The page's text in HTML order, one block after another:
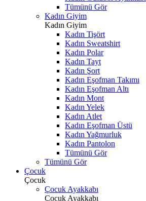
Tümünü Gör
Kadın Giyim
Kadın Giyim
Kadın Tişört
Kadın Sweatshirt
Kadın Polar
Kadın Tayt
Kadın Şort
Kadın Eşofman Takımı
Kadın Eşofman Altı
Kadın Mont
Kadın Yelek
Kadın Atlet
Kadın Eşofman Üstü
Kadın Yağmurluk
Kadın Pantolon
Tümünü Gör
Tümünü Gör
Çocuk
Çocuk
Çocuk Ayakkabı
Çocuk Ayakkabı